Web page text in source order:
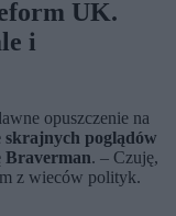
UK.
i
opuszczenie na
skrajnych poglądów
Braverman. – Czuję,
z wieców polityk.